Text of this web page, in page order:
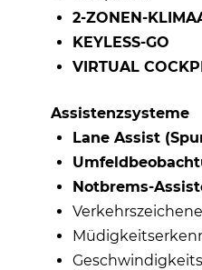
2-ZONEN-
KEYLESS-GO
VIRTUAL
Assistenzsysteme
Lane Assist
Notbrems-